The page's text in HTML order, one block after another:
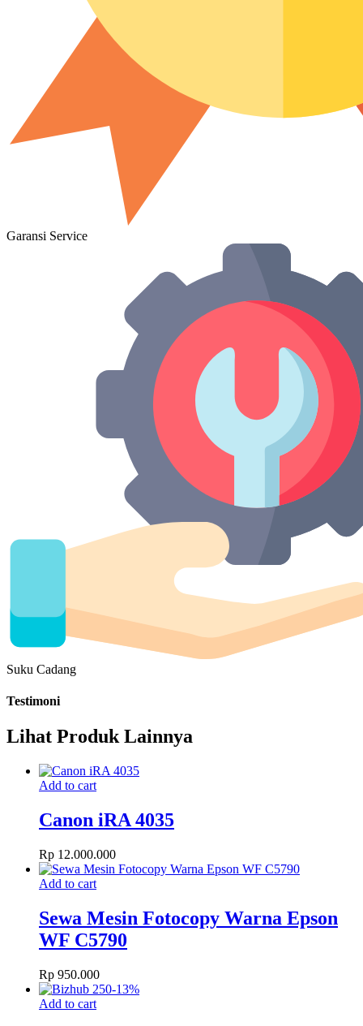
Garansi Service
Suku Cadang
Testimoni
Lihat Produk Lainnya
Add to cart
Canon iRA 4035
Rp 12.000.000
Add to cart
Sewa Mesin Fotocopy Warna Epson
WF C5790
Rp 950.000
-13%
Add to cart